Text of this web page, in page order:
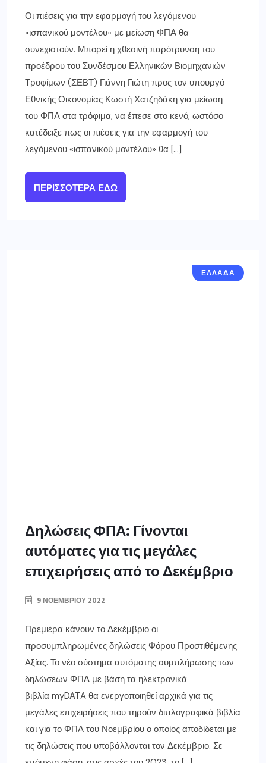
Οι πιέσεις για την εφαρμογή του λεγόμενου
«ισπανικού μοντέλου» με μείωση ΦΠΑ θα
συνεχιστούν. Μπορεί η χθεσινή παρότρυνση του
προέδρου του Συνδέσμου Ελληνικών Βιομηχανιών
Τροφίμων (ΣΕΒΤ) Γιάννη Γιώτη προς τον υπουργό
Εθνικής Οικονομίας Κωστή Χατζηδάκη για μείωση
του ΦΠΑ στα τρόφιμα, να έπεσε στο κενό, ωστόσο
κατέδειξε πως οι πιέσεις για την εφαρμογή του
λεγόμενου «ισπανικού μοντέλου» θα […]
ΠΕΡΙΣΣΌΤΕΡΑ ΕΔΏ
ΕΛΛΑΔΑ
Δηλώσεις ΦΠΑ: Γίνονται
αυτόματες για τις μεγάλες
επιχειρήσεις από το Δεκέμβριο
9 ΝΟΕΜΒΡΊΟΥ 2022
Πρεμιέρα κάνουν το Δεκέμβριο οι
προσυμπληρωμένες δηλώσεις Φόρου Προστιθέμενης
Αξίας. Το νέο σύστημα αυτόματης συμπλήρωσης των
δηλώσεων ΦΠΑ με βάση τα ηλεκτρονικά
βιβλία myDATA θα ενεργοποιηθεί αρχικά για τις
μεγάλες επιχειρήσεις που τηρούν διπλογραφικά βιβλία
και για το ΦΠΑ του Νοεμβρίου ο οποίος αποδίδεται με
τις δηλώσεις που υποβάλλονται τον Δεκέμβριο. Σε